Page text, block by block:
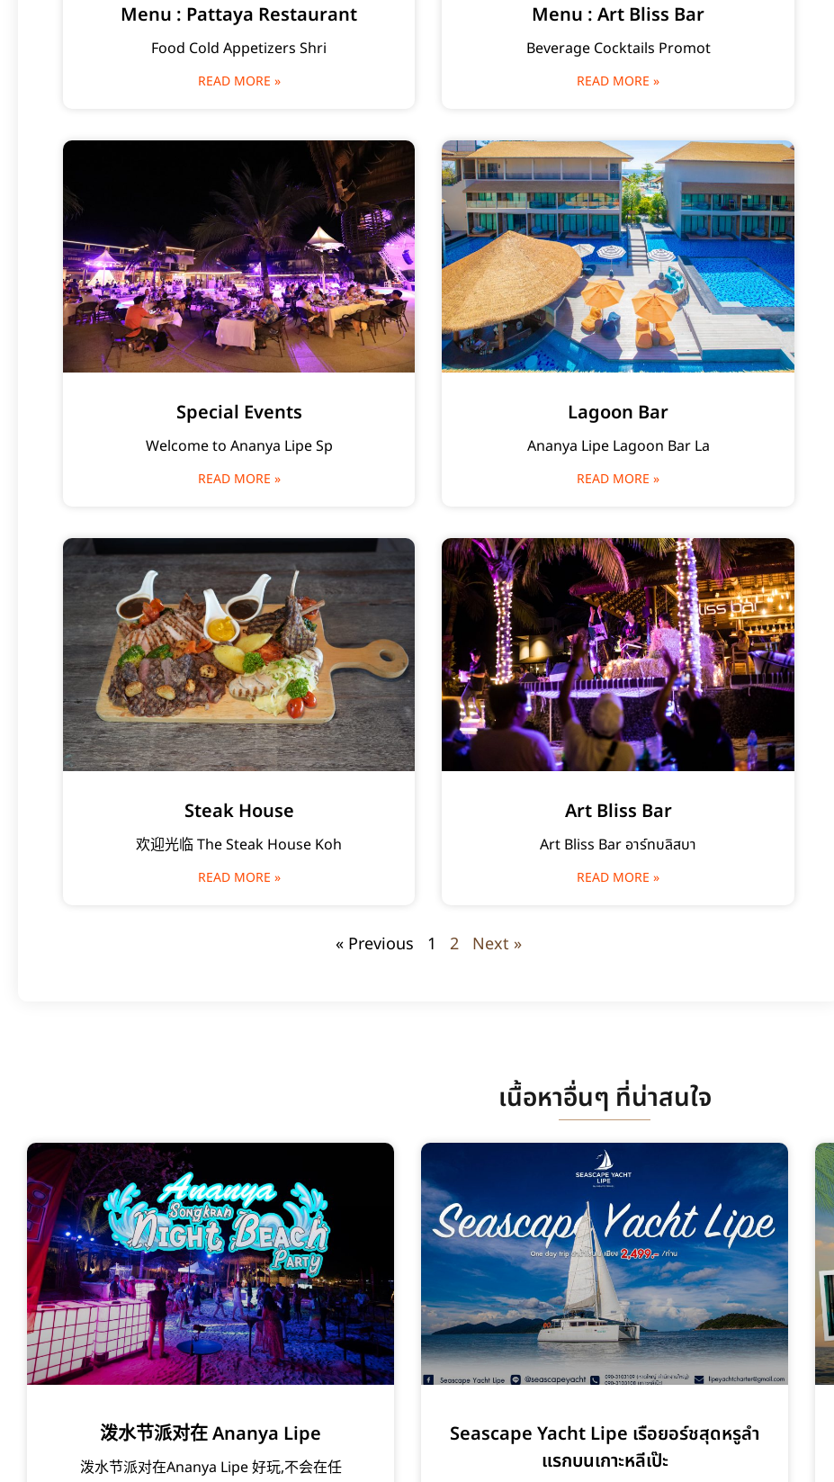
Menu : Pattaya Restaurant
Food Cold Appetizers Shri
READ MORE »
Menu : Art Bliss Bar
Beverage Cocktails Promot
READ MORE »
Special Events
Welcome to Ananya Lipe Sp
READ MORE »
Lagoon Bar
Ananya Lipe Lagoon Bar La
READ MORE »
Steak House
欢迎光临 The Steak House Koh
READ MORE »
Art Bliss Bar
Art Bliss Bar อาร์ทบลิสบา
READ MORE »
« Previous 1 2 Next »
เนื้อหาอื่นๆ ที่น่าสนใจ
泼水节派对在 Ananya Lipe
泼水节派对在Ananya Lipe 好玩,不会在任
Seascape Yacht Lipe เรือยอร์ชสุดหรูลำ
แรกบนเกาะหลีเป๊ะ